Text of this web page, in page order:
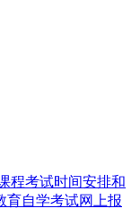
程考试时间安排和
育自学考试网上报